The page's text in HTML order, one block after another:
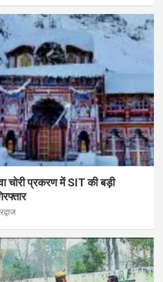
चोरी प्रकरण में SIT की बड़ी